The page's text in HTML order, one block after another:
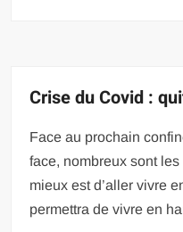
Crise du Covid :
Face au prochain
face, nombreux sont
mieux est d’aller vivre
permettra de vivre en